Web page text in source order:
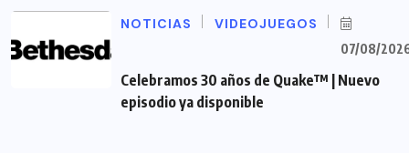
NOTICIAS VIDEOJUEGOS
07/08/
Celebramos 30 años de Quake™ | Nuevo
episodio ya disponible